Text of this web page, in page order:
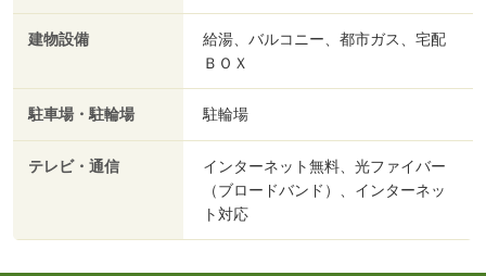
建物設備
給湯、バルコニー、都市ガス、宅配
ＢＯＸ
駐車場・駐輪場 駐輪場
テレビ・通信
インターネット無料、光ファイバー
（ブロードバンド）、インターネッ
ト対応